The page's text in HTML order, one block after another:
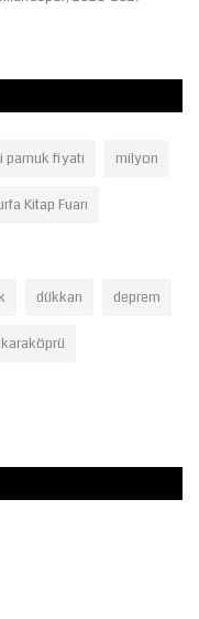
pamuk fiyatı milyon
Kitap Fuarı
dükkan deprem
karaköprü